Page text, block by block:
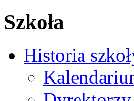
Szkoła
Historia